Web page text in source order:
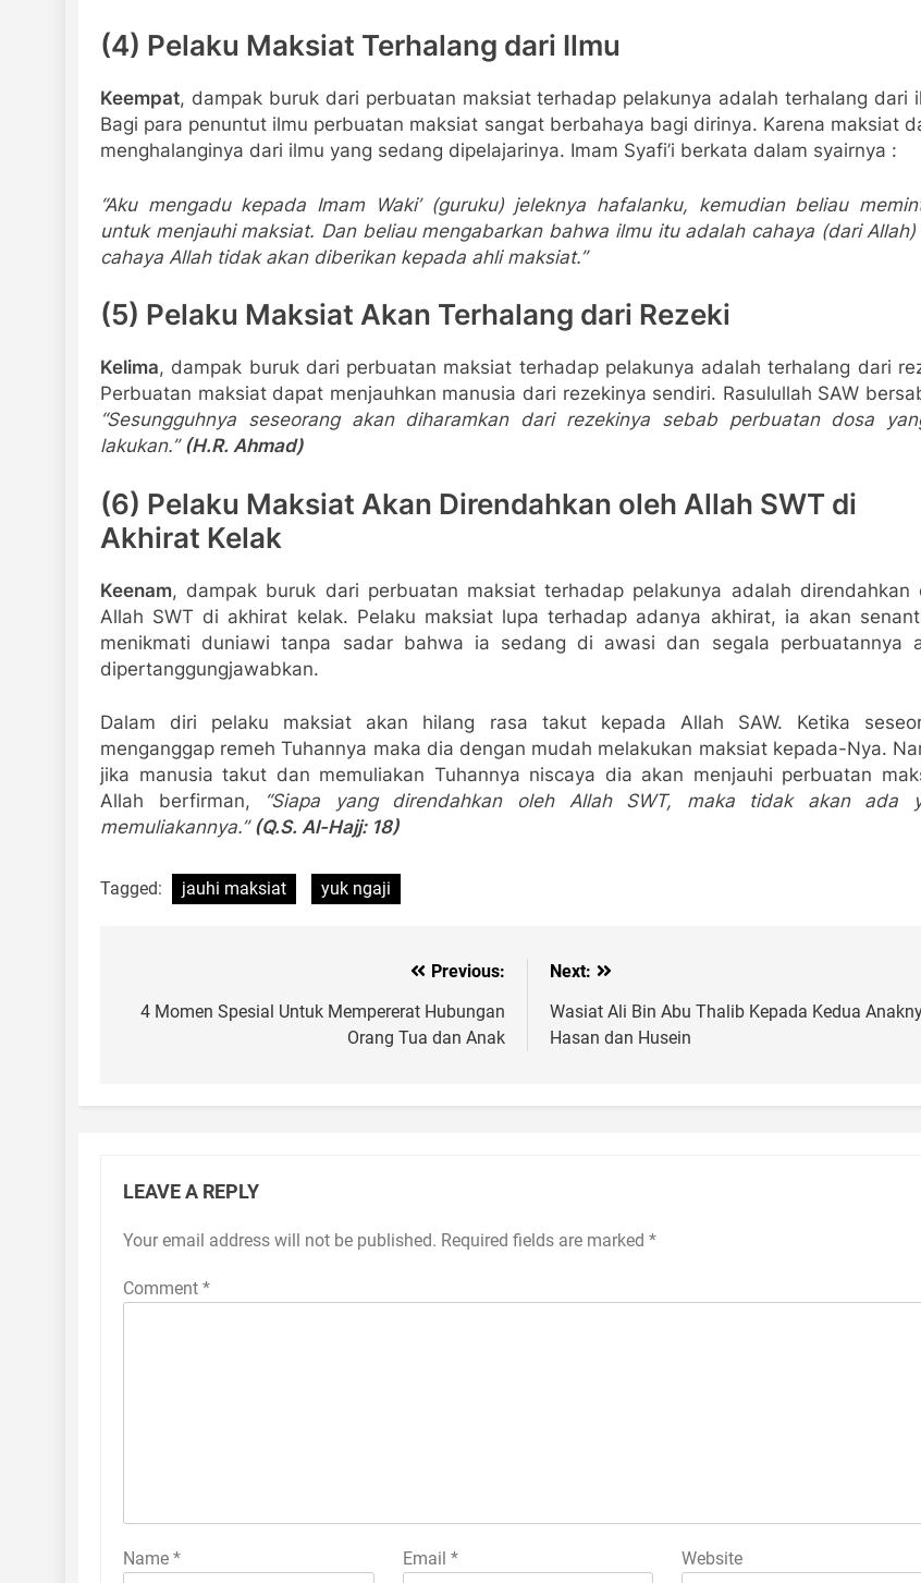
(4) Pelaku Maksiat Terhalang dari Ilmu
Keempat, dampak buruk dari perbuatan maksiat terhadap pelakunya adalahterhalang dari
Bagi para penuntut ilmu perbuatan maksiat sangat berbahaya bagi dirinya. Karena maksiat
menghalanginya dari ilmu yang sedang dipelajarinya. Imam Syafi’i berkata dalam syairnya :
“Aku mengadu kepada Imam Waki’ (guruku) jeleknya hafalanku, kemudian beliau
untuk menjauhi maksiat. Dan beliau mengabarkan bahwa ilmu itu adalah cahaya (dari
cahaya Allah tidak akan diberikan kepada ahli maksiat.”
(5) Pelaku Maksiat Akan Terhalang dari Rezeki
Kelima, dampak buruk dari perbuatan maksiat terhadap pelakunya adalahterhalang dari
Perbuatan maksiat dapat menjauhkan manusia dari rezekinya sendiri. Rasulullah SAW
“Sesungguhnya seseorang akan diharamkan dari rezekinya sebab perbuatan dosa
lakukan.” (H.R. Ahmad)
(6) Pelaku Maksiat Akan Direndahkan oleh Allah SWT di
Akhirat Kelak
Keenam, dampak buruk dari perbuatan maksiat terhadap pelakunya adalah direndahkan
Allah SWT di akhirat kelak. Pelaku maksiat lupa terhadap adanya akhirat, ia akan
menikmati duniawi tanpa sadar bahwa ia sedang di awasi dan segala perbuatannya
dipertanggungjawabkan.
Dalam diri pelaku maksiat akan hilang rasa takut kepada Allah SAW. Ketika
menganggap remeh Tuhannya maka dia dengan mudah melakukan maksiat kepada-Nya.
jika manusia takut dan memuliakan Tuhannya niscaya dia akan menjauhi perbuatan
Allah berfirman,
“Siapa yang direndahkan oleh Allah SWT, maka tidak akan ada
memuliakannya.” (Q.S. Al-Hajj: 18)
Tagged: jauhi maksiat yuk ngaji
navigation
Previous:
4 Momen Spesial Untuk Mempererat Hubungan
Orang Tua dan Anak
Next:
Wasiat Ali Bin Abu Thalib Kepada Kedua
Hasan dan Husein
LEAVE A REPLY
Your email address will not be published. Required fields are marked *
Comment *
Name * Email * Website